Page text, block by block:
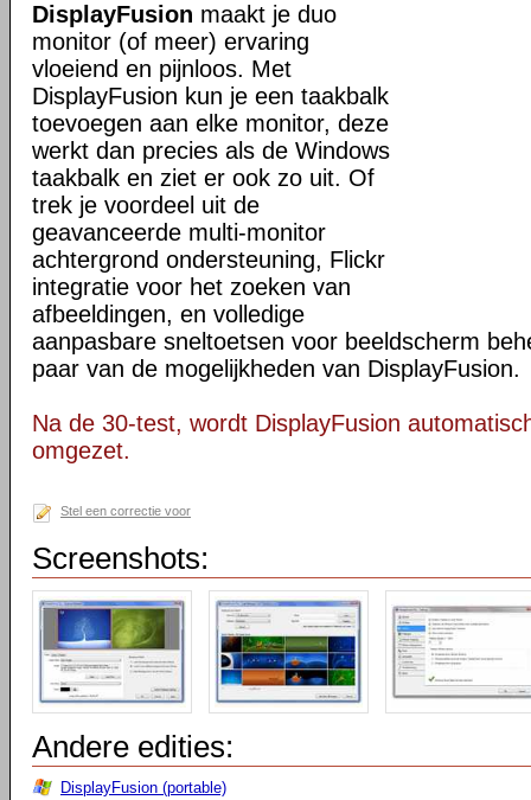
DisplayFusion maakt je duo
monitor (of meer) ervaring
vloeiend en pijnloos. Met
DisplayFusion kun je een taakbalk
toevoegen aan elke monitor, deze
werkt dan precies als de Windows
taakbalk en ziet er ook zo uit. Of
trek je voordeel uit de
geavanceerde multi-monitor
achtergrond ondersteuning, Flickr
integratie voor het zoeken van
afbeeldingen, en volledige
aanpasbare sneltoetsen voor beeldscherm
paar van de mogelijkheden van DisplayFusion.
Na de 30-test, wordt DisplayFusion
omgezet.
Stel een correctie voor
Screenshots:
Andere edities:
DisplayFusion (portable)